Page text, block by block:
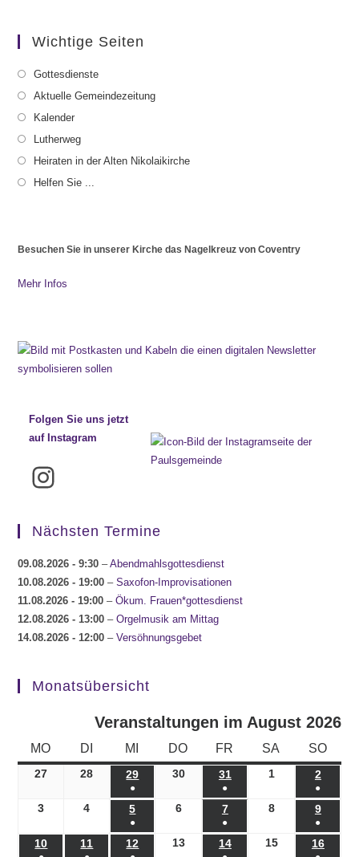
Wichtige Seiten
Gottesdienste
Aktuelle Gemeindezeitung
Kalender
Lutherweg
Heiraten in der Alten Nikolaikirche
Helfen Sie ...
Besuchen Sie in unserer Kirche das Nagelkreuz von Coventry
Mehr Infos
Folgen Sie uns jetzt
auf Instagram
Instagram
Nächsten Termine
09.08.2026 - 9:30 –Abendmahlsgottesdienst
10.08.2026 - 19:00 –Saxofon-Improvisationen
11.08.2026 - 19:00 –Ökum. Frauen*gottesdienst
12.08.2026 - 13:00 –Orgelmusik am Mittag
14.08.2026 - 12:00 –Versöhnungsgebet
Monatsübersicht
Veranstaltungen im August 2026
MO MONTAG
DI DIENSTAG
MI MITTWOCH
DO DONNERSTAG
FR FREITAG
SA SAMSTAG
SO
27 27.07.2026
28 28.07.2026
29 29.07.2026
●
(1
Veranstaltung)
3030.07.2026
3131.07.2026
●
(1
Veranstaltung)
101.08.2026
2
●
(1
3 03.08.2026
4 04.08.2026
5 05.08.2026
●
(1
606.08.2026
707.08.2026
●
(1
808.08.2026
9
●
(1
10 10.08.2026
11 11.08.2026
12 12.08.2026
1313.08.2026
1414.08.2026
1515.08.2026
16